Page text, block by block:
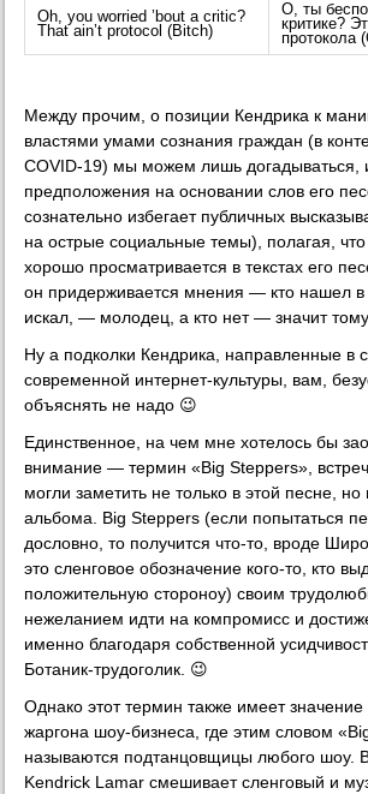
Oh, you worried ’bout a critic?
That ain’t protocol (Bitch)
О, ты
критике?
протокола
Между прочим, о позиции Кендрика к
властями умами сознания граждан (в
COVID-19) мы можем лишь догадываться,
предположения на основании слов его
сознательно избегает публичных
на острые социальные темы), полагая, что
хорошо просматривается в текстах его
он придерживается мнения — кто нашел в
искал, — молодец, а кто нет — значит
Ну а подколки Кендрика, направленные в
современной интернет-культуры, вам,
объяснять не надо 😉
Единственное, на чем мне хотелось бы
внимание — термин «Big Steppers»,
могли заметить не только в этой песне, но
альбома. Big Steppers (если попытаться
дословно, то получится что-то, вроде
это сленговое обозначение кого-то, кто
положительную стороноу) своим
нежеланием идти на компромисс и
именно благодаря собственной
Ботаник-трудоголик. 😉
Однако этот термин также имеет значение
жаргона шоу-бизнеса, где этим словом
называются подтанцовщицы любого шоу.
Kendrick Lamar смешивает сленговый и